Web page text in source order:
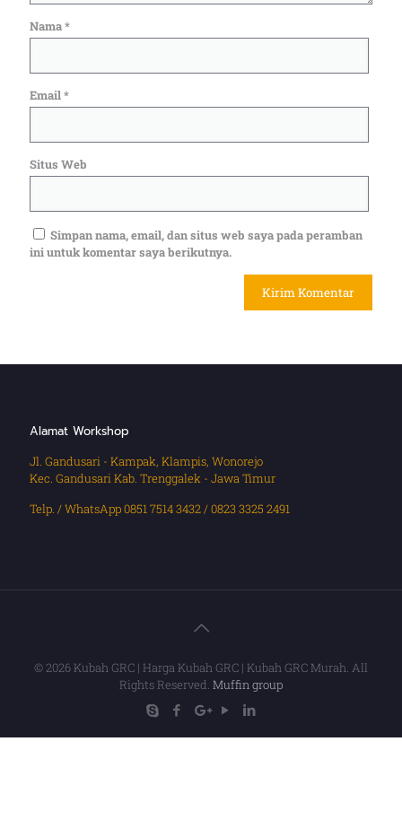
Nama*
Email*
Situs Web
Simpan nama, email, dan situs web saya pada peramban
ini untuk komentar saya berikutnya.
Alamat Workshop
Jl. Gandusari - Kampak, Klampis, Wonorejo
Kec. Gandusari Kab. Trenggalek - Jawa Timur
Telp. / WhatsApp 0851 7514 3432 / 0823 3325 2491
© 2026 Kubah GRC | Harga Kubah GRC | Kubah GRC Murah. All
Rights Reserved. Muffin group